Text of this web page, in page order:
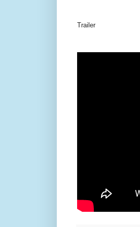
Trailer